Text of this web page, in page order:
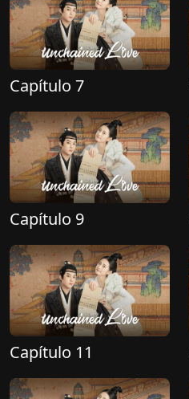
Capítulo 7
Capítulo 9
Capítulo 11